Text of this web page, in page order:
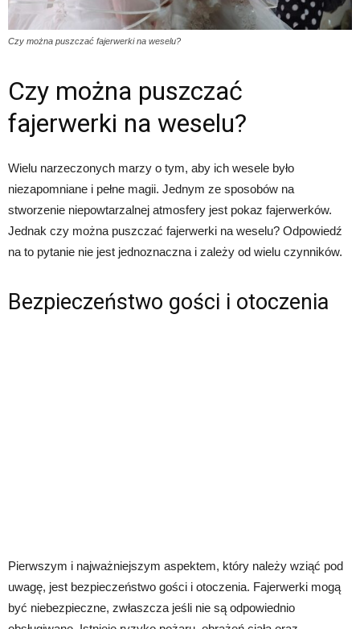
Czy można puszczać fajerwerki na weselu?
Czy można puszczać
fajerwerki na weselu?
Wielu narzeczonych marzy o tym, aby ich wesele było
niezapomniane i pełne magii. Jednym ze sposobów na
stworzenie niepowtarzalnej atmosfery jest pokaz fajerwerków.
Jednak czy można puszczać fajerwerki na weselu? Odpowiedź
na to pytanie nie jest jednoznaczna i zależy od wielu czynników.
Bezpieczeństwo gości i otoczenia
Pierwszym i najważniejszym aspektem, który należy wziąć pod
uwagę, jest bezpieczeństwo gości i otoczenia. Fajerwerki mogą
być niebezpieczne, zwłaszcza jeśli nie są odpowiednio